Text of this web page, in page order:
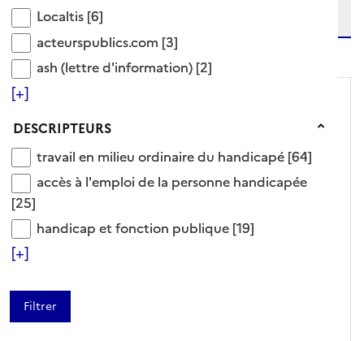
Localtis
Localtis [6]
acteurspublics.com
acteurspublics.com [3]
ash (lettre d'information)
ash (lettre d'information) [2]
[+]
Descripteurs
DESCRIPTEURS
travail en milieu ordinaire du handicapé
travail en milieu ordinaire du handicapé [64]
accès à l'emploi de la personne handicapée
accès à l'emploi de la personne handicapée
[25]
handicap et fonction publique
handicap et fonction publique [19]
[+]
niveau(x) vers le bas
ARTICLE
AESH : le rapport qui
rejette leur
fonctionnarisation massive